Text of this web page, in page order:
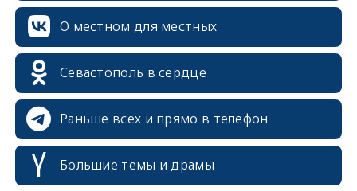
О местном для местных
Севастополь в сердце
Раньше всех и прямо в телефон
Большие темы и драмы